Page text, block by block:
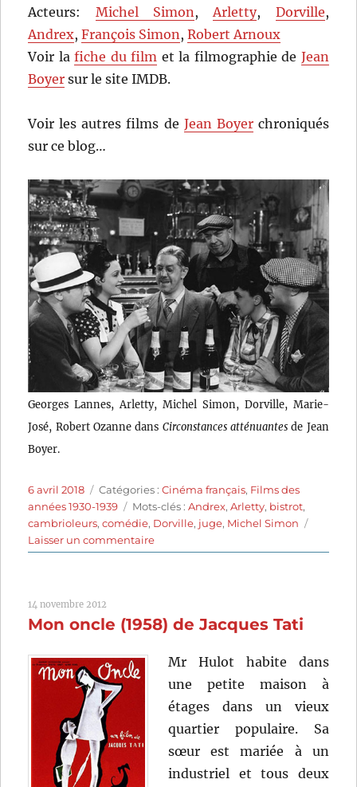
Acteurs: Michel Simon,Arletty, Dorville,
Andrex,François Simon,Robert Arnoux
Voir lafiche du film et la filmographie de Jean
Boyer sur le site IMDB.
Voir les autres films de Jean Boyerchroniqués
sur ce blog…
Georges Lannes, Arletty, Michel Simon, Dorville, Marie-
José, Robert Ozanne dans Circonstances atténuantes de Jean
Boyer.
Publié
le
6 avril 2018 Catégories
Catégories :Cinéma français, Films des
années 1930-1939
Étiquettes
Mots-clés :Andrex,Arletty, bistrot,
cambrioleurs,comédie, Dorville, juge, Michel Simon
Laisser un commentairesur
Circonstances
Jean
14 novembre 2012
Mon oncle (1958) de Jacques Tati
Mr Hulot habite dans
une petite maison à
étages dans un vieux
quartier populaire. Sa
sœur est mariée à un
industriel et tous deux